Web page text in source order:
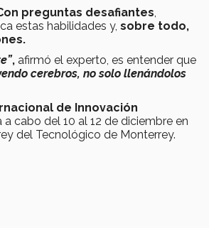
preguntas desafiantes,
estas habilidades y, sobre todo,
, afirmó el experto, es entender que
cerebros, no solo llenándolos
de Innovación
a cabo del 10 al 12 de diciembre en
del Tecnológico de Monterrey.